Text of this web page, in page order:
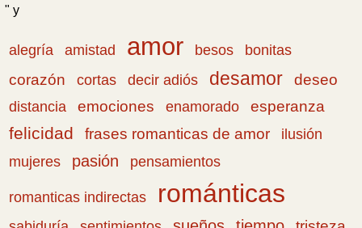
" y
alegría amistad amor besos
bonitas
corazón
cortas decir adiós desamor deseo
distancia emociones enamorado esperanza
felicidad frases romanticas de amor
ilusión
mujeres
pasión pensamientos
romanticas indirectas románticas